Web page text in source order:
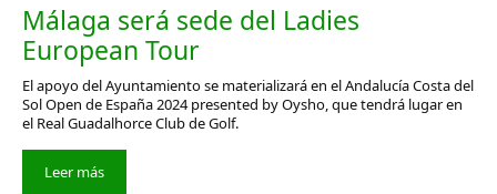
Málaga será sede del Ladies
European Tour
El apoyo del Ayuntamiento se materializará en el Andalucía Costa del
Sol Open de España 2024 presented by Oysho, que tendrá lugar en
el Real Guadalhorce Club de Golf.
Leer más